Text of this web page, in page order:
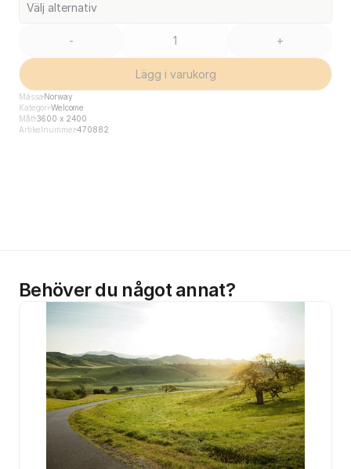
Välj alternativ
- +
Lägg i varukorg
Mässa Norway
KategoriWelcome
Mått3600 x 2400
Artikelnummer470882
Behöver du något annat?